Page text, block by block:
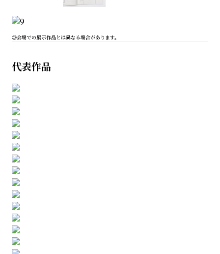
◎会場での展示作品とは異なる場合があります。
代表作品